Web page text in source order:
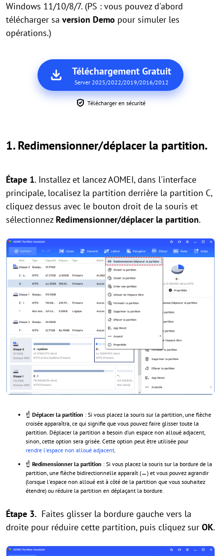
Windows 11/10/8/7. (PS : vous pouvez d'abord
télécharger sa version Demo pour simuler les
opérations.)
Téléchargement Gratuit
Server 2025/2022/2019/2016/2012
Télécharger en sécurité
1. Redimensionner/déplacer la partition.
Étape 1. Installez et lancez AOMEI, dans l'interface
principale, localisez la partition derrière la partition C,
cliquez dessus avec le bouton droit de la souris et
sélectionnez Redimensionner/déplacer la partition.
☝ Déplacer la partition : Si vous placez la souris sur la partition, une flèche
croisée apparaîtra, ce qui signifie que vous pouvez faire glisser toute la
partition. Déplacer la partition a besoin d'un espace non alloué adjacent,
sinon, cette option sera grisée. Cette option peut être utilisée pour
rendre l'espace non alloué adjacent.
☝ Redimensionner la partition : Si vous placez la souris sur la bordure de la
partition, une flèche bidirectionnelle apparaît (↔) et vous pouvez agrandir
(lorsque l'espace non alloué est à côté de la partition que vous souhaitez
étendre) ou réduire la partition en déplaçant la bordure.
Étape 3. Faites glisser la bordure gauche vers la
droite pour réduire cette partition, puis cliquez sur OK.